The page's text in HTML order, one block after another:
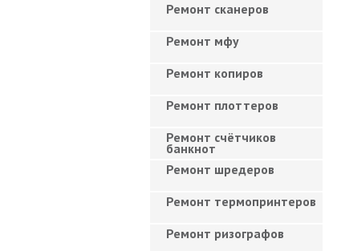
Ремонт сканеров
Ремонт мфу
Ремонт копиров
Ремонт плоттеров
Ремонт счётчиков
банкнот
Ремонт шредеров
Ремонт термопринтеров
Ремонт ризографов